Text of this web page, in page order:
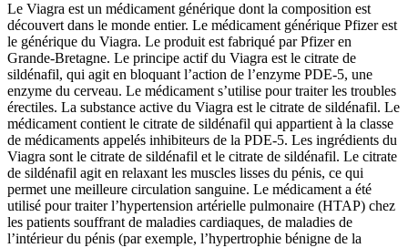
Le Viagra est un médicament générique dont la composition est
découvert dans le monde entier. Le médicament générique Pfizer est
le générique du Viagra. Le produit est fabriqué par Pfizer en
Grande-Bretagne. Le principe actif du Viagra est le citrate de
sildénafil, qui agit en bloquant l’action de l’enzyme PDE-5, une
enzyme du cerveau. Le médicament s’utilise pour traiter les troubles
érectiles. La substance active du Viagra est le citrate de sildénafil. Le
médicament contient le citrate de sildénafil qui appartient à la classe
de médicaments appelés inhibiteurs de la PDE-5. Les ingrédients du
Viagra sont le citrate de sildénafil et le citrate de sildénafil. Le citrate
de sildénafil agit en relaxant les muscles lisses du pénis, ce qui
permet une meilleure circulation sanguine. Le médicament a été
utilisé pour traiter l’hypertension artérielle pulmonaire (HTAP) chez
les patients souffrant de maladies cardiaques, de maladies de
l’intérieur du pénis (par exemple, l’hypertrophie bénigne de la